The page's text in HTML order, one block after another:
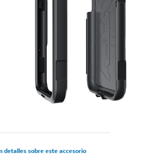
detalles sobre este accesorio